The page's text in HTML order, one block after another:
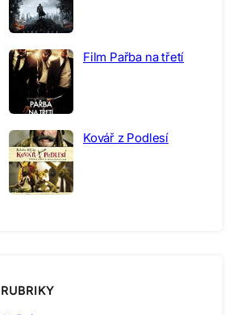
Film Pařba na třetí
Kovář z Podlesí
RUBRIKY